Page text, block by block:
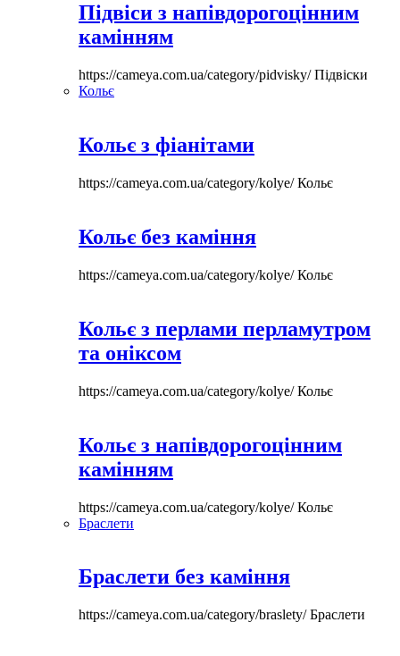
Підвіси з напівдорогоцінним
камінням
https://cameya.com.ua/category/pidvisky/Підвіски
Кольє
Кольє з фіанітами
https://cameya.com.ua/category/kolye/Кольє
Кольє без каміння
https://cameya.com.ua/category/kolye/Кольє
Кольє з перлами перламутром
та оніксом
https://cameya.com.ua/category/kolye/Кольє
Кольє з напівдорогоцінним
камінням
https://cameya.com.ua/category/kolye/Кольє
Браслети
Браслети без каміння
https://cameya.com.ua/category/braslety/Браслети